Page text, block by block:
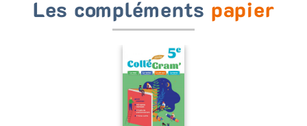
Les compléments papier